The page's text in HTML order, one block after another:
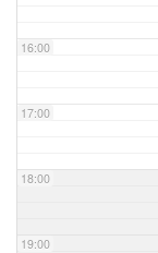
16:00
17:00
18:00
19:00